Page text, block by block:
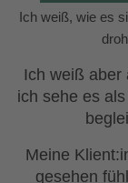
Ich weiß, wie es
Ich weiß aber
ich sehe es
Meine
gesehen